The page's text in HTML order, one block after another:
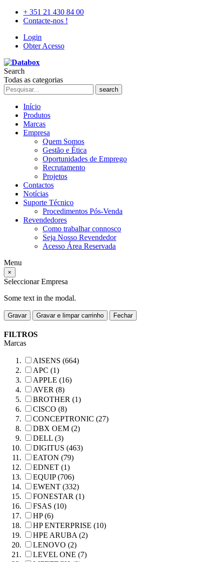
+ 351 21 430 84 00
Contacte-nos !
Login
Obter Acesso
Search
Todas as categorias
search
Início
Produtos
Marcas
Empresa
Quem Somos
Gestão e Ética
Oportunidades de Emprego
Recrutamento
Projetos
Contactos
Notícias
Suporte Técnico
Procedimentos Pós-Venda
Revendedores
Como trabalhar connosco
Seja Nosso Revendedor
Acesso Área Reservada
Menu
×
Seleccionar Empresa
Some text in the modal.
Gravar Gravar e limpar carrinho Fechar
FILTROS
Marcas
AISENS (664)
APC (1)
APPLE (16)
AVER (8)
BROTHER (1)
CISCO (8)
CONCEPTRONIC (27)
DBX OEM (2)
DELL (3)
DIGITUS (463)
EATON (79)
EDNET (1)
EQUIP (706)
EWENT (332)
FONESTAR (1)
FSAS (10)
HP (6)
HP ENTERPRISE (10)
HPE ARUBA (2)
LENOVO (2)
LEVEL ONE (7)